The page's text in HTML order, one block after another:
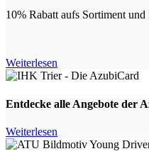
10% Rabatt aufs Sortiment
Weiterlesen
Entdecke alle Angebote der
Weiterlesen